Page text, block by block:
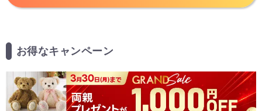
お得なキャンペーン